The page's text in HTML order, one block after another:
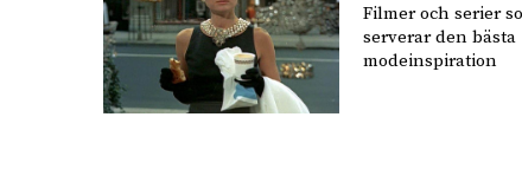
Filmer och serier
serverar den bästa
modeinspiration